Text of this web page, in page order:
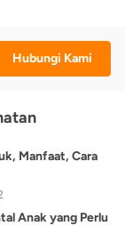
Hubungi Kami
Manfaat, Cara
Anak yang Perlu